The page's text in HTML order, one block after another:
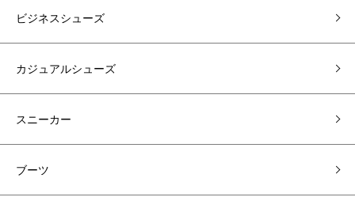
ビジネスシューズ
カジュアルシューズ
スニーカー
ブーツ